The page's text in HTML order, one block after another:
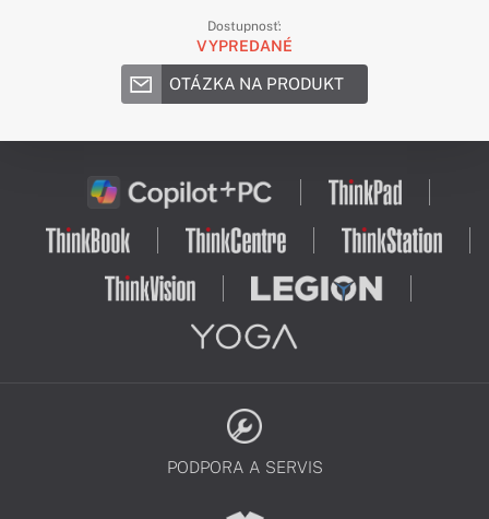
Dostupnosť:
VYPREDANÉ
OTÁZKA NA PRODUKT
PODPORA A SERVIS